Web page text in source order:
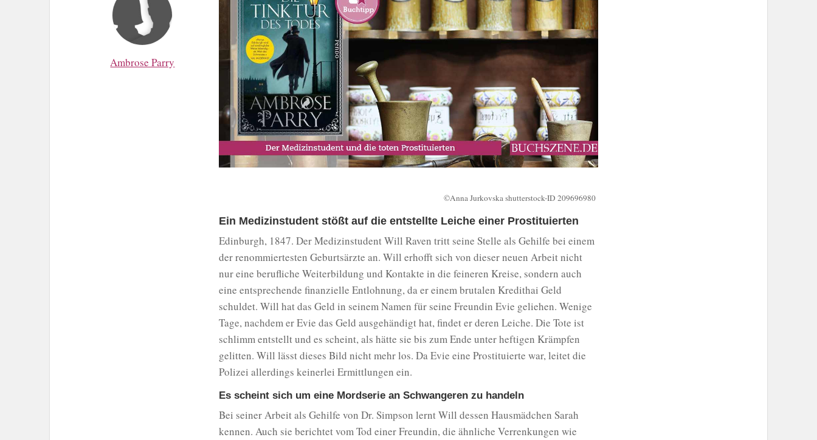
Ambrose Parry
©Anna Jurkovska shutterstock-ID 209696980
Ein Medizinstudent stößt auf die entstellte Leiche einer Prostituierten
Edinburgh, 1847. Der Medizinstudent Will Raven tritt seine Stelle als Gehilfe bei einem
der renommiertesten Geburtsärzte an. Will erhofft sich von dieser neuen Arbeit nicht
nur eine berufliche Weiterbildung und Kontakte in die feineren Kreise, sondern auch
eine entsprechende finanzielle Entlohnung, da er einem brutalen Kredithai Geld
schuldet. Will hat das Geld in seinem Namen für seine Freundin Evie geliehen. Wenige
Tage, nachdem er Evie das Geld ausgehändigt hat, findet er deren Leiche. Die Tote ist
schlimm entstellt und es scheint, als hätte sie bis zum Ende unter heftigen Krämpfen
gelitten. Will lässt dieses Bild nicht mehr los. Da Evie eine Prostituierte war, leitet die
Polizei allerdings keinerlei Ermittlungen ein.
Es scheint sich um eine Mordserie an Schwangeren zu handeln
Bei seiner Arbeit als Gehilfe von Dr. Simpson lernt Will dessen Hausmädchen Sarah
kennen. Auch sie berichtet vom Tod einer Freundin, die ähnliche Verrenkungen wie